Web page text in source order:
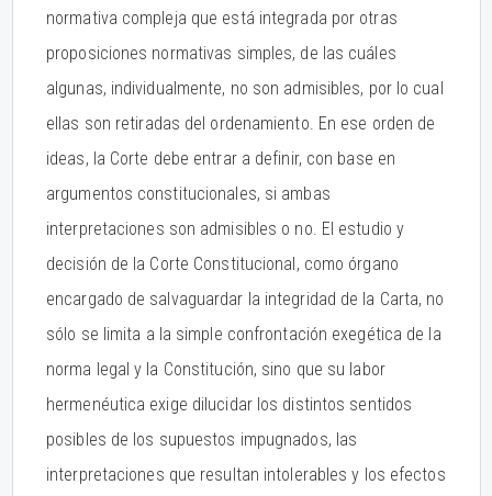
normativa compleja que está integrada por otras
proposiciones normativas simples, de las cuáles
algunas, individualmente, no son admisibles, por lo cual
ellas son retiradas del ordenamiento. En ese orden de
ideas, la Corte debe entrar a definir, con base en
argumentos constitucionales, si ambas
interpretaciones son admisibles o no. El estudio y
decisión de la Corte Constitucional, como órgano
encargado de salvaguardar la integridad de la Carta, no
sólo se limita a la simple confrontación exegética de la
norma legal y la Constitución, sino que su labor
hermenéutica exige dilucidar los distintos sentidos
posibles de los supuestos impugnados, las
interpretaciones que resultan intolerables y los efectos